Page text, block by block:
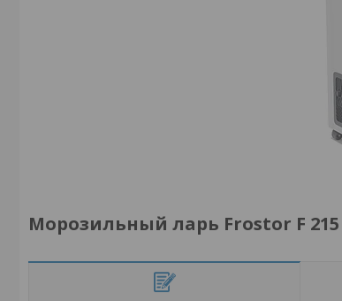
Морозильный ларь Frostor F